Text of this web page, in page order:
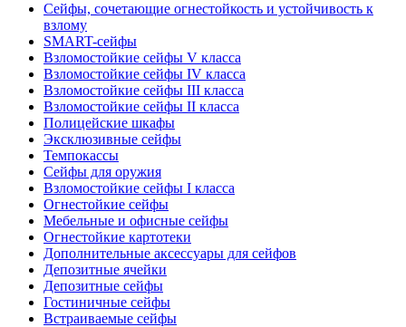
Сейфы, сочетающие огнестойкость и устойчивость к
взлому
SMART-сейфы
Взломостойкие сейфы V класса
Взломостойкие сейфы IV класса
Взломостойкие сейфы III класса
Взломостойкие сейфы II класса
Полицейские шкафы
Эксклюзивные сейфы
Темпокассы
Сейфы для оружия
Взломостойкие сейфы I класса
Огнестойкие сейфы
Мебельные и офисные сейфы
Огнестойкие картотеки
Дополнительные аксессуары для сейфов
Депозитные ячейки
Депозитные сейфы
Гостиничные сейфы
Встраиваемые сейфы